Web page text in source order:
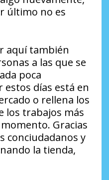
último no es
aquí también
a las que se
poca
días está en
o rellena los
los trabajos más
Gracias
conciudadanos y
la tienda,